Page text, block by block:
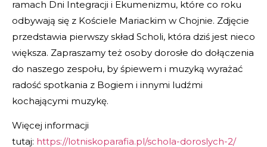
ramach Dni Integracji i Ekumenizmu, które co roku
odbywają się z Kościele Mariackim w Chojnie. Zdjęcie
przedstawia pierwszy skład Scholi, która dziś jest nieco
większa. Zapraszamy też osoby dorosłe do dołączenia
do naszego zespołu, by śpiewem i muzyką wyrażać
radość spotkania z Bogiem i innymi ludźmi
kochającymi muzykę.
Więcej informacji
tutaj: https://lotniskoparafia.pl/schola-doroslych-2/